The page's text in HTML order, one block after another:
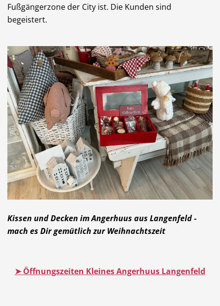
Fußgängerzone der City ist. Die Kunden sind
begeistert.
Kissen und Decken im Angerhuus aus Langenfeld -
mach es Dir gemütlich zur Weihnachtszeit
➤ Öffnungszeiten Kleines Angerhuus Langenfeld